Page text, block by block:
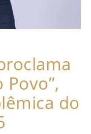
Povo”,
do